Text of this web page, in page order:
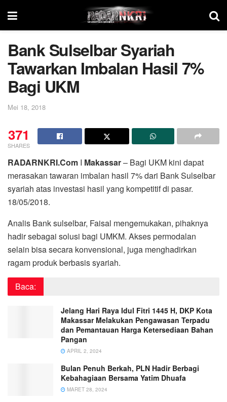
Bank Sulselbar Syariah
Tawarkan Imbalan Hasil 7%
Bagi UKM
Mei 18, 2018
371
SHARES
RADARNKRI.Com I Makassar– Bagi UKM kini dapat
merasakan tawaran imbalan hasil 7% dari Bank Sulselbar
syariah atas investasi hasil yang kompetitif di pasar.
18/05/2018.
Analis Bank sulselbar, Faisal mengemukakan, pihaknya
hadir sebagai solusi bagi UMKM. Akses permodalan
selain bisa secara konvensional, juga menghadirkan
ragam produk berbasis syariah.
Baca:
Jelang Hari Raya Idul Fitri 1445 H, DKP Kota
Makassar Melakukan Pengawasan Terpadu
dan Pemantauan Harga Ketersediaan Bahan
Pangan
APRIL 2, 2024
Bulan Penuh Berkah, PLN Hadir Berbagi
Kebahagiaan Bersama Yatim Dhuafa
MARET 28, 2024